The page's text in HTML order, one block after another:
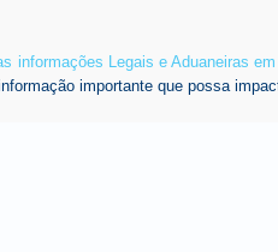
informações Legais e Aduaneiras
importante que possa